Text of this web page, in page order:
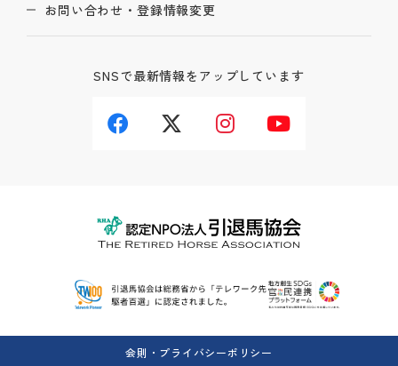
お問い合わせ・登録情報変更
SNSで最新情報をアップしています
会則・プライバシーポリシー